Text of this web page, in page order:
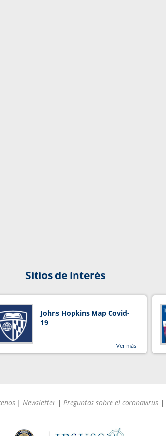
Sitios de interés
Johns Hopkins Map Covid-
19
Ver más
| Newsletter | Preguntas sobre el coronavirus |